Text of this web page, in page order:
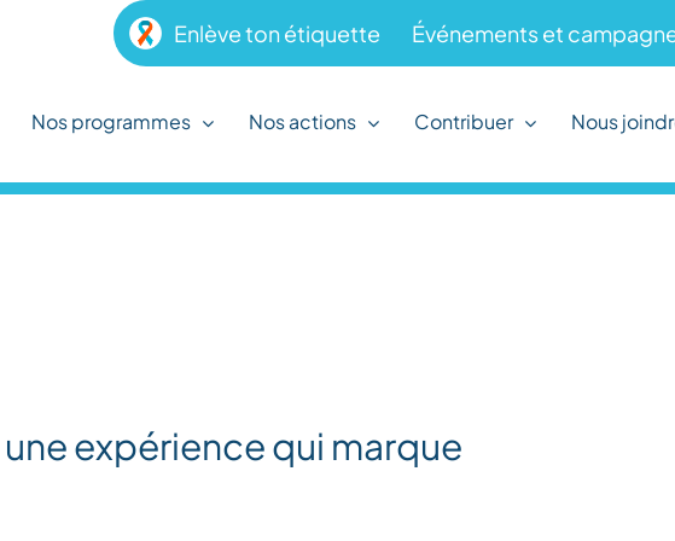
Enlève ton étiquette Événements et
Nos programmes Nos actions Contribuer Nous
expérience qui marque